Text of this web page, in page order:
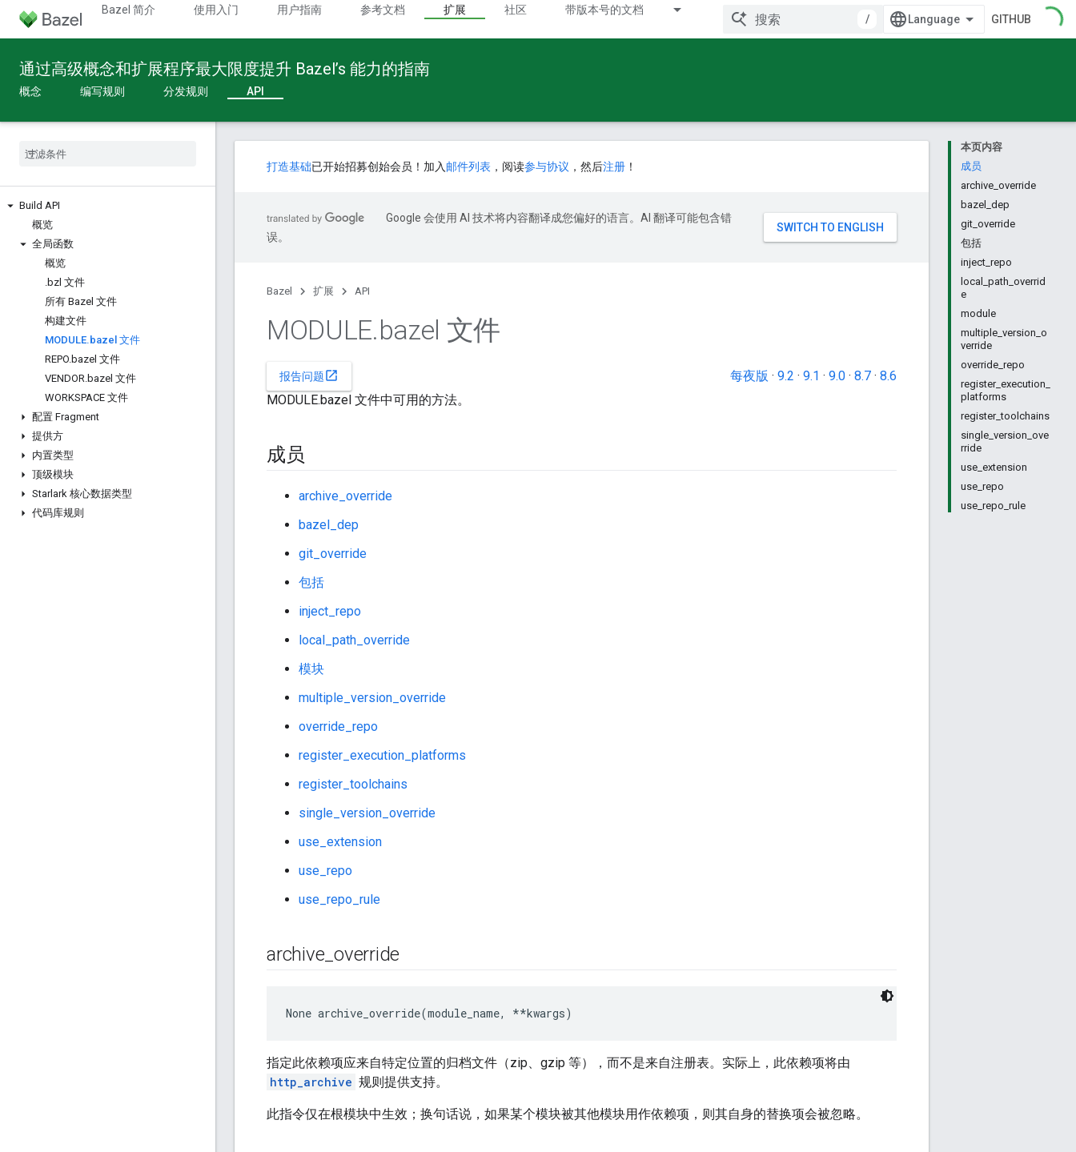
Bazel 简介 使用入门 用户指南 参考文档 扩展 社区 带版本号的文档
/ GITHUB
通过高级概念和扩展程序最大限度提升 Bazel’s 能力的指南
概念 编写规则 分发规则 API
Build API
概览
全局函数
概览
.bzl 文件
所有 Bazel 文件
构建文件
MODULE. bazel 文件
REPO.bazel 文件
VENDOR.bazel 文件
WORKSPACE 文件
配置 Fragment
提供方
内置类型
顶级模块
Starlark 核心数据类型
代码库规则
本页内容
成员
archive_override
bazel_dep
git_override
包括
inject_repo
local_path_overrid
e
module
multiple_version_o
verride
override_repo
register_execution_
platforms
register_toolchains
single_version_ove
rride
use_extension
use_repo
use_repo_rule
打造基础已开始招募创始会员！加入 邮件列表 ，阅读参与协议 ，然后注册 ！
Google 会使用 AI 技术将内容翻译成您偏好的语言。AI 翻译可能包含错
误。
Bazel 扩展 API
MODULE.bazel 文件
报告问题open_in_new 每夜版 · 9.2 · 9.1 · 9.0 · 8.7 · 8.6
MODULE.bazel 文件中可用的方法。
成员
archive_override
bazel_dep
git_override
包括
inject_repo
local_path_override
模块
multiple_version_override
override_repo
register_execution_platforms
register_toolchains
single_version_override
use_extension
use_repo
use_repo_rule
archive _override
None archive_override(module_name, **kwargs)
指定此依赖项应来自特定位置的归档文件（zip、gzip 等），而不是来自注册表。实际上，此依赖项将由
http_archive 规则提供支持。
此指令仅在根模块中生效；换句话说，如果某个模块被其他模块用作依赖项，则其自身的替换项会被忽略。